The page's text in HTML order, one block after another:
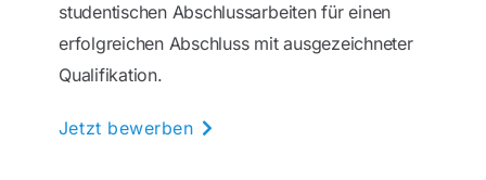
studentischen Abschlussarbeiten für einen
erfolgreichen Abschluss mit ausgezeichneter
Qualifikation.
Jetzt bewerben